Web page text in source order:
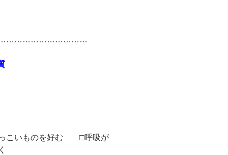
こいものを好む □呼吸が